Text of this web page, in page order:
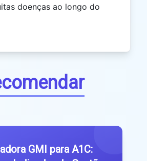
doenças ao longo do
GMI para A1C: